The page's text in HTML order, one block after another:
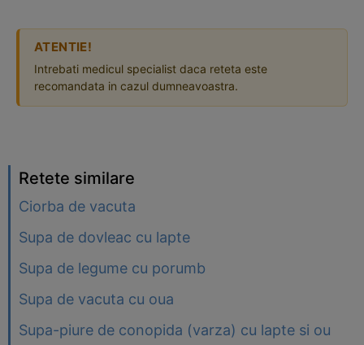
ATENTIE!
Intrebati medicul specialist daca reteta este
recomandata in cazul dumneavoastra.
Retete similare
Ciorba de vacuta
Supa de dovleac cu lapte
Supa de legume cu porumb
Supa de vacuta cu oua
Supa-piure de conopida (varza) cu lapte si ou